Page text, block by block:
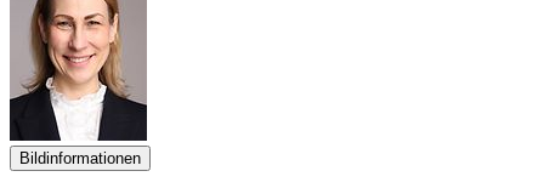
Bildinformationen